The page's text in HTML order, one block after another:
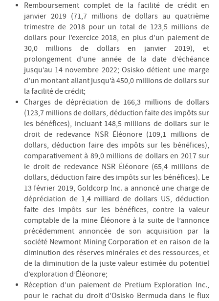
Remboursement complet de la facilité de crédit en
janvier 2019 (71,7 millions de dollars au quatrième
trimestre de 2018 pour un total de 123,5 millions de
dollars pour l’exercice 2018, en plus d’un paiement de
30,0 millions de dollars en janvier 2019), et
prolongement d’une année de la date d’échéance
jusqu’au 14 novembre 2022; Osisko détient une marge
d’un montant allant jusqu’à 450,0 millions de dollars sur
la facilité de crédit;
Charges de dépréciation de 166,3 millions de dollars
(123,7 millions de dollars, déduction faite des impôts sur
les bénéfices), incluant 148,5 millions de dollars sur le
droit de redevance NSR Éléonore (109,1 millions de
dollars, déduction faire des impôts sur les bénéfices),
comparativement à 89,0 millions de dollars en 2017 sur
le droit de redevance NSR Éléonore (65,4 millions de
dollars, déduction faire des impôts sur les bénéfices). Le
13 février 2019, Goldcorp Inc. a annoncé une charge de
dépréciation de 1,4 milliard de dollars US, déduction
faite des impôts sur les bénéfices, contre la valeur
comptable de la mine Éléonore à la suite de l’annonce
précédemment annoncée de son acquisition par la
société Newmont Mining Corporation et en raison de la
diminution des réserves minérales et des ressources, et
de la diminution de la juste valeur estimée du potentiel
d’exploration d’Éléonore;
Réception d’un paiement de Pretium Exploration Inc.,
pour le rachat du droit d’Osisko Bermuda dans le flux